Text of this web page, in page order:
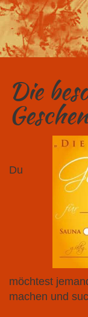
Die
Du
möchtest
machen und